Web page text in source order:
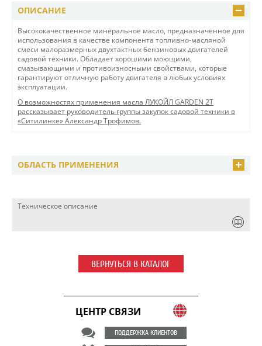
ОПИСАНИЕ
Высококачественное минеральное масло, предназначенное для
использования в качестве компонента топливно-масляной
смеси малоразмерных двухтактных бензиновых двигателей
садовой техники. Обладает хорошими моющими,
смазывающими и противоизносными свойствами, которые
гарантируют отличную работу двигателя в любых условиях
эксплуатации.
О возможностях применения масла ЛУКОЙЛ GARDEN 2Т
рассказывает руководитель группы закупок садовой техники в
«Ситилинке» Александр Трофимов.
ОБЛАСТЬ ПРИМЕНЕНИЯ
Техническое описание
ВЕРНУТЬСЯ В КАТАЛОГ
ЦЕНТР СВЯЗИ
ПОДДЕРЖКА КЛИЕНТОВ